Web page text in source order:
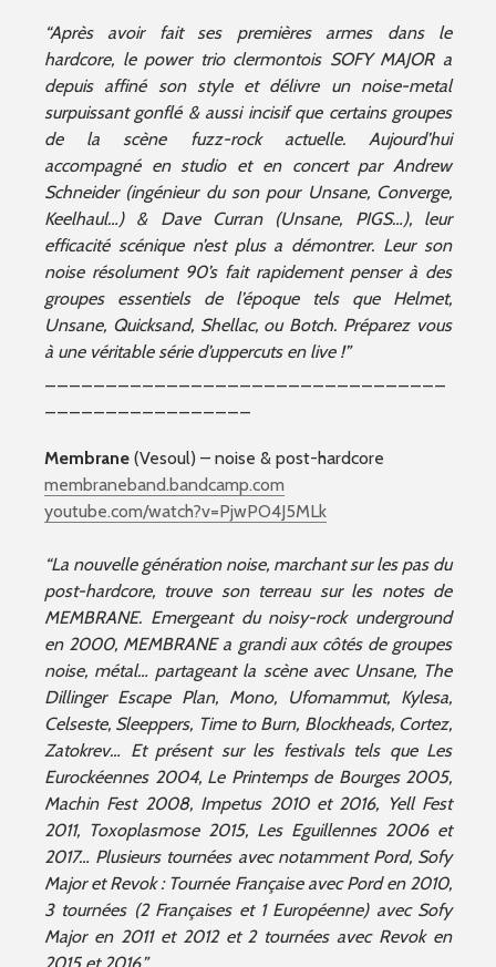
“Après avoir fait ses premières armes dans le
hardcore, le power trio clermontois SOFY MAJOR a
depuis affiné son style et délivre un noise-metal
surpuissant gonflé & aussi incisif que certains groupes
de la scène fuzz-rock actuelle. Aujourd’hui
accompagné en studio et en concert par Andrew
Schneider (ingénieur du son pour Unsane, Converge,
Keelhaul…) & Dave Curran (Unsane, PIGS…), leur
efficacité scénique n’est plus a démontrer. Leur son
noise résolument 90’s fait rapidement penser à des
groupes essentiels de l’époque tels que Helmet,
Unsane, Quicksand, Shellac, ou Botch. Préparez vous
à une véritable série d’uppercuts en live !”
Membrane (Vesoul) – noise & post-hardcore
membraneband.bandcamp.com
youtube.com/watch?v=PjwPO4J5MLk
“La nouvelle génération noise, marchant sur les pas du
post-hardcore, trouve son terreau sur les notes de
MEMBRANE. Emergeant du noisy-rock underground
en 2000, MEMBRANE a grandi aux côtés de groupes
noise, métal… partageant la scène avec Unsane, The
Dillinger Escape Plan, Mono, Ufomammut, Kylesa,
Celseste, Sleeppers, Time to Burn, Blockheads, Cortez,
Zatokrev… Et présent sur les festivals tels que Les
Eurockéennes 2004, Le Printemps de Bourges 2005,
Machin Fest 2008, Impetus 2010 et 2016, Yell Fest
2011, Toxoplasmose 2015, Les Eguillennes 2006 et
2017… Plusieurs tournées avec notamment Pord, Sofy
Major et Revok : Tournée Française avec Pord en 2010,
3 tournées (2 Françaises et 1 Européenne) avec Sofy
Major en 2011 et 2012 et 2 tournées avec Revok en
2015 et 2016.”